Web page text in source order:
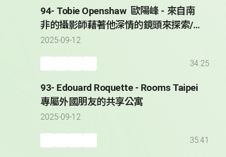
94- Tobie Openshaw 歐陽峰 - 來自南
非的攝影師藉著他深情的鏡頭來探索/
紀錄台灣 * Taiwan Through the Lens
2025-09-12
34:25
93- Edouard Roquette - Rooms Taipei
專屬外國朋友的共享公寓
2025-09-12
35:41